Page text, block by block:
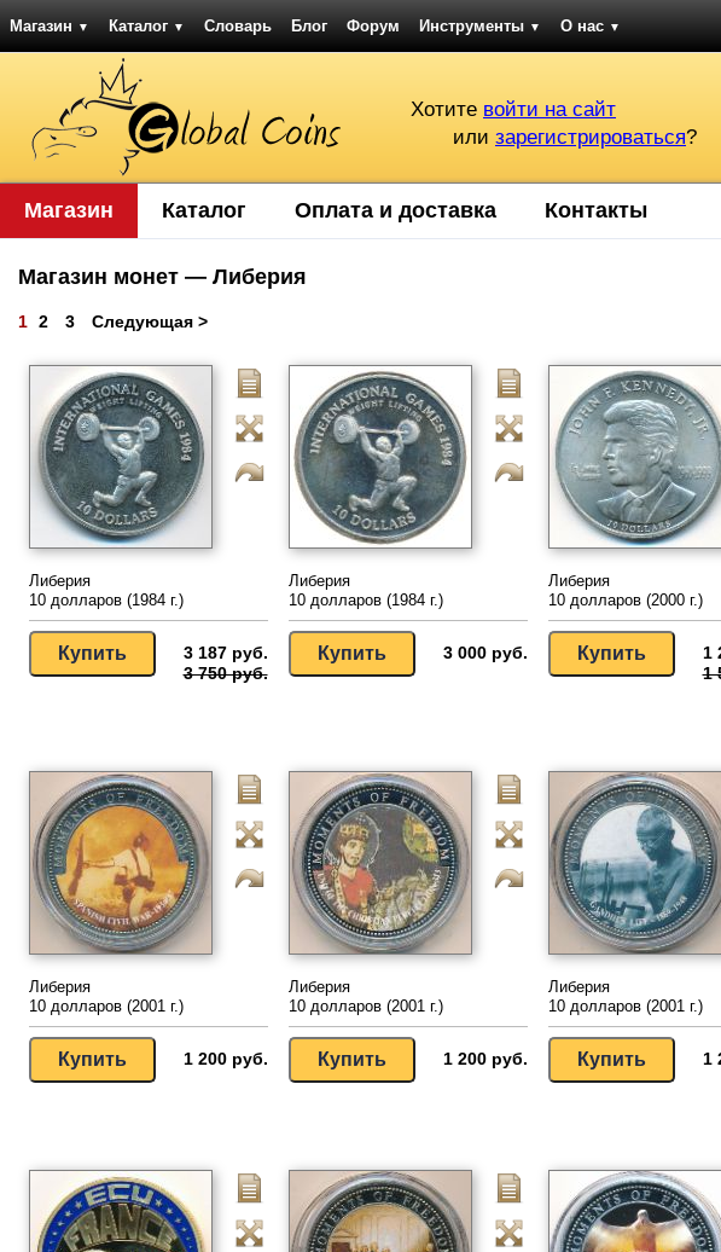
Магазин ▼ Каталог ▼ Словарь Блог Форум Инструменты ▼ О нас ▼
Хотите войти на сайт
или зарегистрироваться?
Магазин Каталог Оплата и доставка Контакты
Магазин монет — Либерия
1 2 3 Следующая >
Либерия
10 долларов (1984 г.)
3 187 руб.
3 750 руб.
Либерия
10 долларов (1984 г.)
3 000 руб.
Либерия
10 долларов (2000 г.)
1
1
Либерия
10 долларов (2001 г.)
1 200 руб.
Либерия
10 долларов (2001 г.)
1 200 руб.
Либерия
10 долларов (2001 г.)
1